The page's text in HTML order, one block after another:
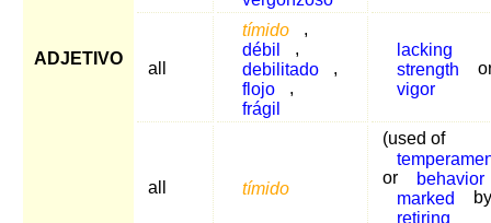
ADJETIVO
all
tímido
,
débil
,
debilitado
,
flojo
,
frágil
lacking
strength
vigor
all tímido
(used of
or
behavior
marked
retiring